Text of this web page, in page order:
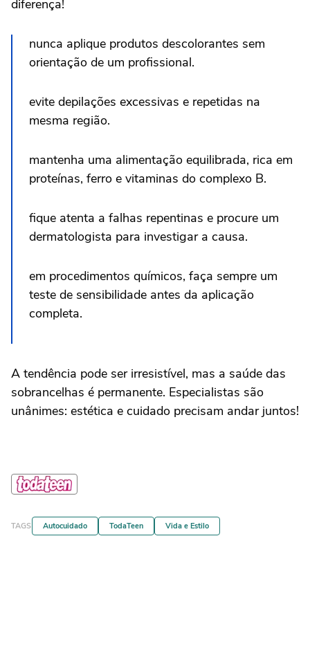
diferença!
nunca aplique produtos descolorantes sem
orientação de um profissional.
evite depilações excessivas e repetidas na
mesma região.
mantenha uma alimentação equilibrada, rica em
proteínas, ferro e vitaminas do complexo B.
fique atenta a falhas repentinas e procure um
dermatologista para investigar a causa.
em procedimentos químicos, faça sempre um
teste de sensibilidade antes da aplicação
completa.
A tendência pode ser irresistível, mas a saúde das
sobrancelhas é permanente. Especialistas são
unânimes: estética e cuidado precisam andar juntos!
TAGS Autocuidado TodaTeen Vida e Estilo